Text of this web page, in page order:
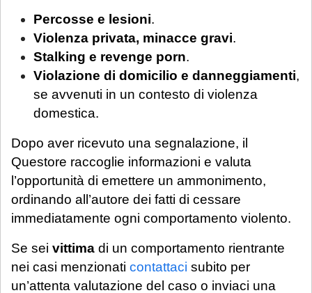
Percosse e lesioni.
Violenza privata, minacce gravi.
Stalking e revenge porn.
Violazione di domicilio e danneggiamenti,
se avvenuti in un contesto di violenza
domestica.
Dopo aver ricevuto una segnalazione, il
Questore raccoglie informazioni e valuta
l’opportunità di emettere un ammonimento,
ordinando all’autore dei fatti di cessare
immediatamente ogni comportamento violento.
Se sei vittima di un comportamento rientrante
nei casi menzionati contattaci subito per
un’attenta valutazione del caso o inviaci una
comunicate tempestivamente alla
notifica;
Per tali casistiche La invitiamo a descrivere
dettagliatamente la situazione in una
email: la Sua richiesta sarà evasa
da parte dello Studio, che indicherà le
modalità di gestione.
Se è già cliente dello Studio, le richieste
non strettamente urgenti (aggiornamenti
sullo stato della pratica, quesiti generali,
gestione adempimenti processuali
rinviabili) saranno prese in carico al rientro,